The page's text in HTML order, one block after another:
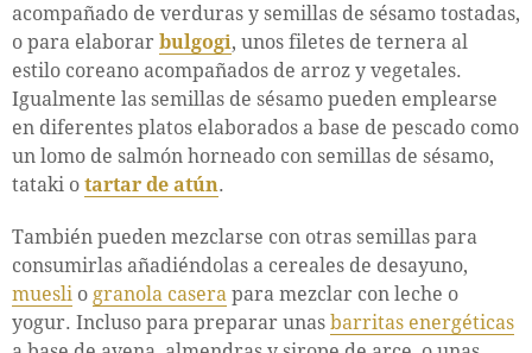
acompañado de verduras y semillas de sésamo tostadas,
o para elaborar bulgogi, unos filetes de ternera al
estilo coreano acompañados de arroz y vegetales.
Igualmente las semillas de sésamo pueden emplearse
en diferentes platos elaborados a base de pescado como
un lomo de salmón horneado con semillas de sésamo,
tataki o tartar de atún.
También pueden mezclarse con otras semillas para
consumirlas añadiéndolas a cereales de desayuno,
muesli o granola casera para mezclar con leche o
yogur. Incluso para preparar unas barritas energéticas